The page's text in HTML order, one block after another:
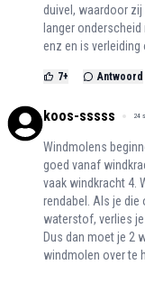
duivel, waardoor
langer
enz en is verleiding
7+ Antwoord
koos-sssss 24
Windmolens
goed vanaf
vaak windkracht 4.
rendabel. Als je
waterstof, verlies je
Dus dan moet je 2
windmolen over te